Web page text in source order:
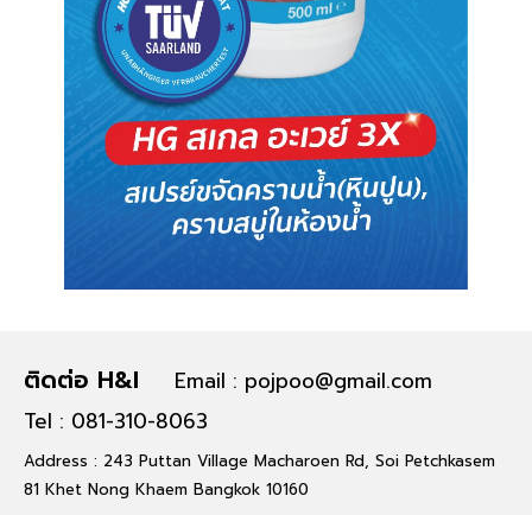
ติดต่อ H&I
Email : pojpoo@gmail.com
Tel : 081-310-8063
Address : 243 Puttan Village Macharoen Rd, Soi Petchkasem
81 Khet Nong Khaem Bangkok 10160